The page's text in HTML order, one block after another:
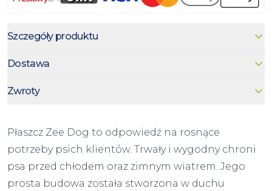
Szczegóły produktu
Dostawa
Zwroty
Płaszcz Zee Dog to odpowiedź na rosnące
potrzeby psich klientów. Trwały i wygodny chroni
psa przed chłodem oraz zimnym wiatrem. Jego
prosta budowa została stworzona w duchu